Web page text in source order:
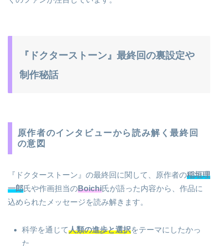
『ドクターストーン』最終回の裏設定や
制作秘話
原作者のインタビューから読み解く最終回
の意図
『ドクターストーン』の最終回に関して、原作者の稲垣理
一郎氏や作画担当のBoichi氏が語った内容から、作品に
込められたメッセージを読み解きます。
科学を通じて人類の進歩と選択をテーマにしたかっ
た